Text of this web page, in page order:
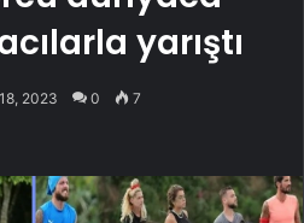
yarıştı
2023 0 7